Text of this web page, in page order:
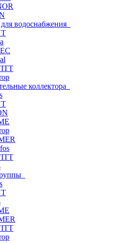
водоснабжения
коллектора